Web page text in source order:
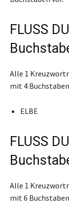
FLUSS
Alle 1
mit 4
ELBE
FLUSS
Alle 1
mit 6